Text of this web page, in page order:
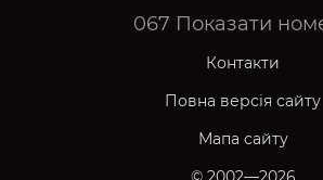
067 Показати
Контакти
Повна версія сайту
Мапа сайту